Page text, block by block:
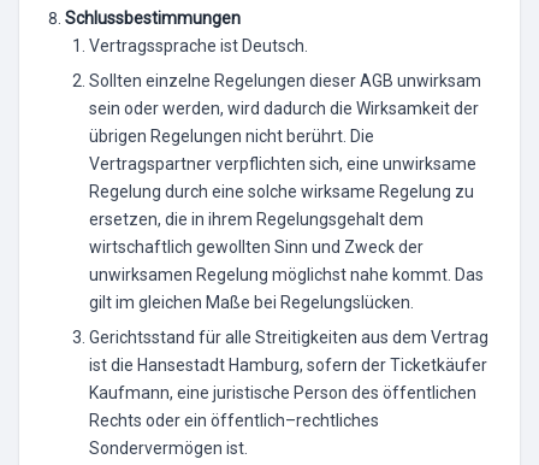
Schlussbestimmungen
Vertragssprache ist Deutsch.
Sollten einzelne Regelungen dieser AGB unwirksam
sein oder werden, wird dadurch die Wirksamkeit der
übrigen Regelungen nicht berührt. Die
Vertragspartner verpflichten sich, eine unwirksame
Regelung durch eine solche wirksame Regelung zu
ersetzen, die in ihrem Regelungsgehalt dem
wirtschaftlich gewollten Sinn und Zweck der
unwirksamen Regelung möglichst nahe kommt. Das
gilt im gleichen Maße bei Regelungslücken.
Gerichtsstand für alle Streitigkeiten aus dem Vertrag
ist die Hansestadt Hamburg, sofern der Ticketkäufer
Kaufmann, eine juristische Person des öffentlichen
Rechts oder ein öffentlich–rechtliches
Sondervermögen ist.